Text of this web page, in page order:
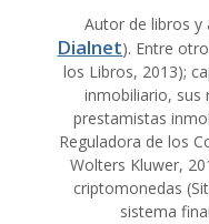
Autor de libros y
Dialnet). Entre
los Libros, 2013);
inmobiliario, sus
prestamistas
Reguladora de los
Wolters Kluwer,
criptomonedas
sistema